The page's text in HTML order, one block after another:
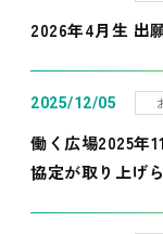
2026年4月生 出
2025/12/05
働く広場2025年
協定が取り上げ